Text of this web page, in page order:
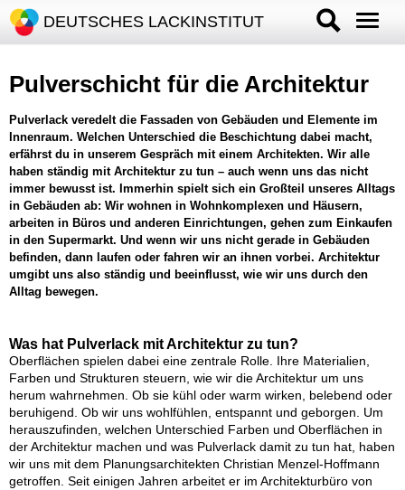
DEUTSCHES LACKINSTITUT
Pulverschicht für die Architektur
Pulverlack veredelt die Fassaden von Gebäuden und Elemente im
Innenraum. Welchen Unterschied die Beschichtung dabei macht,
erfährst du in unserem Gespräch mit einem Architekten. Wir alle
haben ständig mit Architektur zu tun – auch wenn uns das nicht
immer bewusst ist. Immerhin spielt sich ein Großteil unseres Alltags
in Gebäuden ab: Wir wohnen in Wohnkomplexen und Häusern,
arbeiten in Büros und anderen Einrichtungen, gehen zum Einkaufen
in den Supermarkt. Und wenn wir uns nicht gerade in Gebäuden
befinden, dann laufen oder fahren wir an ihnen vorbei. Architektur
umgibt uns also ständig und beeinflusst, wie wir uns durch den
Alltag bewegen.
Was hat Pulverlack mit Architektur zu tun?
Oberflächen spielen dabei eine zentrale Rolle. Ihre Materialien,
Farben und Strukturen steuern, wie wir die Architektur um uns
herum wahrnehmen. Ob sie kühl oder warm wirken, belebend oder
beruhigend. Ob wir uns wohlfühlen, entspannt und geborgen. Um
herauszufinden, welchen Unterschied Farben und Oberflächen in
der Architektur machen und was Pulverlack damit zu tun hat, haben
wir uns mit dem Planungsarchitekten Christian Menzel-Hoffmann
getroffen. Seit einigen Jahren arbeitet er im Architekturbüro von